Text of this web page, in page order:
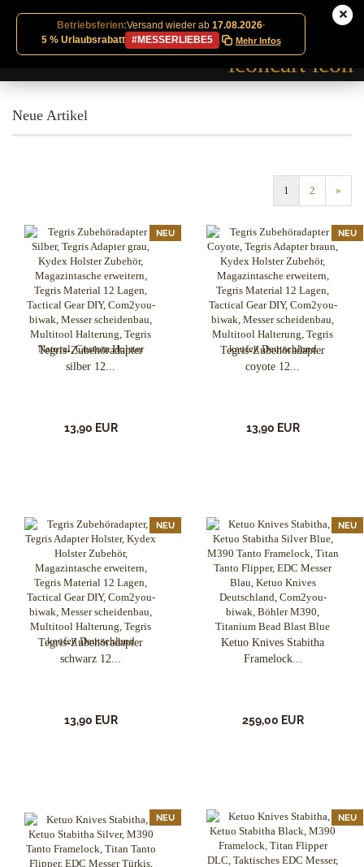
Betriebsferien:Versand wieder ab 17.08.2026·
5 % Urlaubsrabatt
#MESSERLIEBE5 Mehr Infos
Neue Artikel
1 2 »
NEU
Tegris-Zubehöradapter
silber 12...
13,90 EUR
NEU
Tegris-Zubehöradapter
coyote 12...
13,90 EUR
NEU
Tegris-Zubehöradapter
schwarz 12...
13,90 EUR
NEU
Ketuo Knives Stabitha
Framelock...
259,00 EUR
NEU NEU